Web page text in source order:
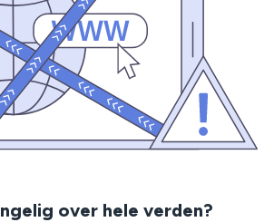
over hele verden?